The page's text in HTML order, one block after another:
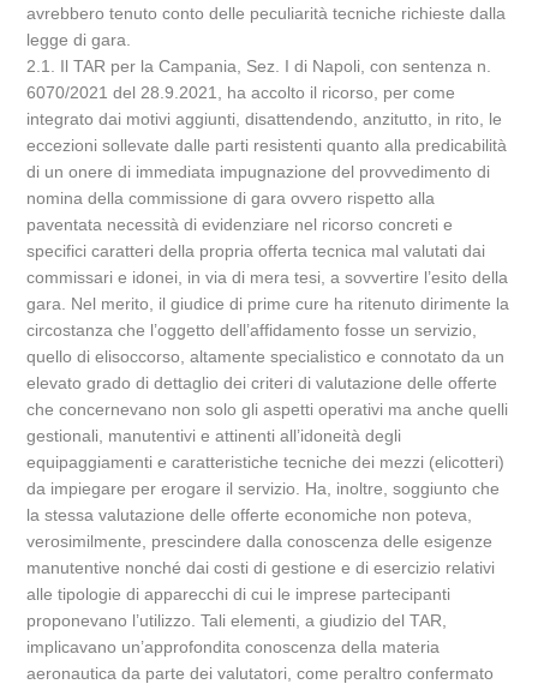
avrebbero tenuto conto delle peculiarità tecniche richieste dalla
legge di gara.
2.1. Il TAR per la Campania, Sez. I di Napoli, con sentenza n.
6070/2021 del 28.9.2021, ha accolto il ricorso, per come
integrato dai motivi aggiunti, disattendendo, anzitutto, in rito, le
eccezioni sollevate dalle parti resistenti quanto alla predicabilità
di un onere di immediata impugnazione del provvedimento di
nomina della commissione di gara ovvero rispetto alla
paventata necessità di evidenziare nel ricorso concreti e
specifici caratteri della propria offerta tecnica mal valutati dai
commissari e idonei, in via di mera tesi, a sovvertire l’esito della
gara. Nel merito, il giudice di prime cure ha ritenuto dirimente la
circostanza che l’oggetto dell’affidamento fosse un servizio,
quello di elisoccorso, altamente specialistico e connotato da un
elevato grado di dettaglio dei criteri di valutazione delle offerte
che concernevano non solo gli aspetti operativi ma anche quelli
gestionali, manutentivi e attinenti all’idoneità degli
equipaggiamenti e caratteristiche tecniche dei mezzi (elicotteri)
da impiegare per erogare il servizio. Ha, inoltre, soggiunto che
la stessa valutazione delle offerte economiche non poteva,
verosimilmente, prescindere dalla conoscenza delle esigenze
manutentive nonché dai costi di gestione e di esercizio relativi
alle tipologie di apparecchi di cui le imprese partecipanti
proponevano l’utilizzo. Tali elementi, a giudizio del TAR,
implicavano un’approfondita conoscenza della materia
aeronautica da parte dei valutatori, come peraltro confermato